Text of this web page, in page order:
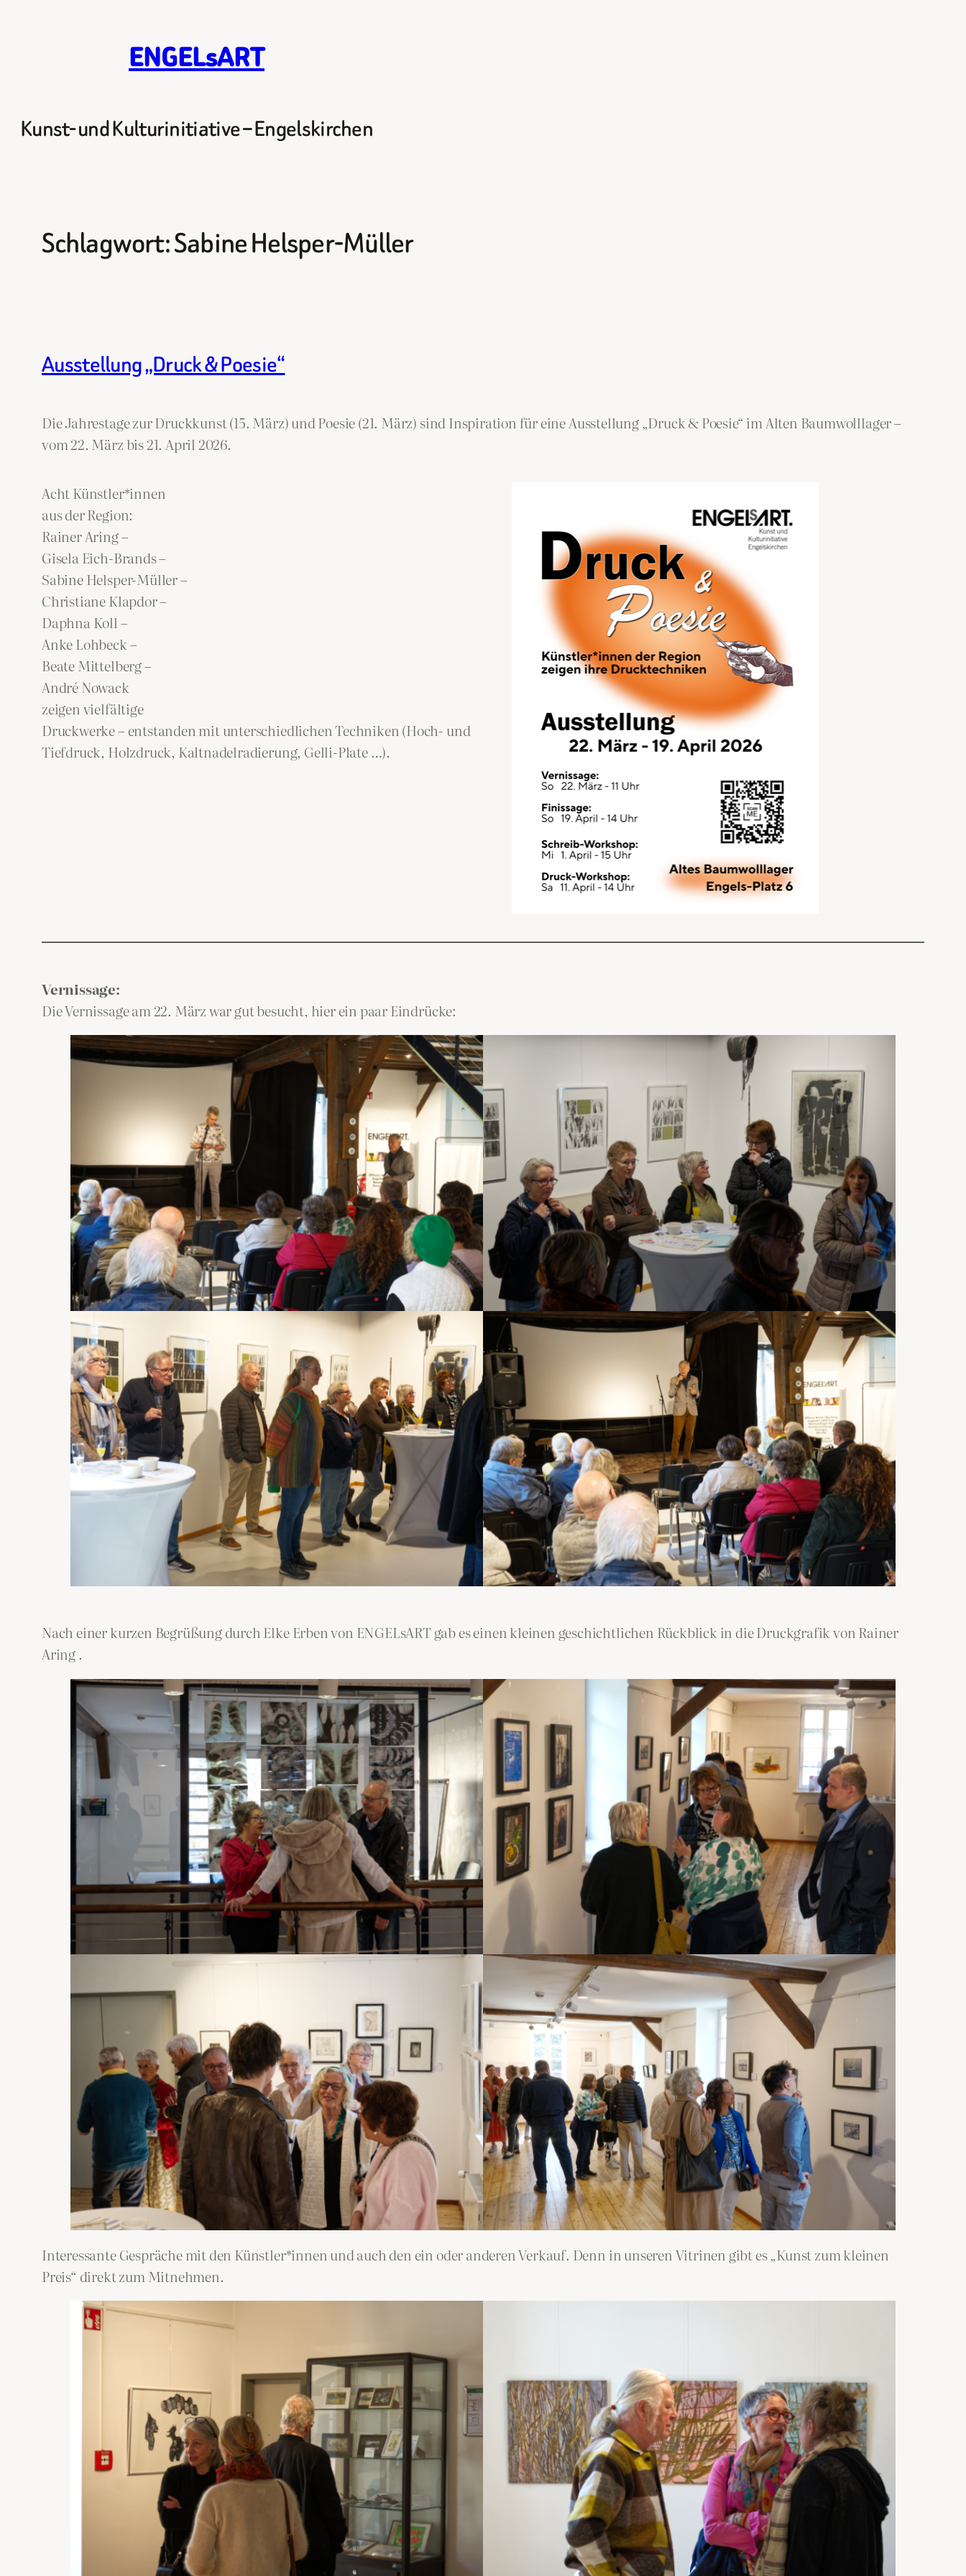
ENGELsART
Kunst- und Kulturinitiative – Engelskirchen
Schlagwort:Sabine Helsper-Müller
Ausstellung „Druck & Poesie“
Die Jahrestage zur Druckkunst (15. März) und Poesie (21. März) sind Inspiration für eine Ausstellung „Druck & Poesie“ im Alten Baumwolllager –
vom 22. März bis 21. April 2026.
Acht Künstler*innen
aus der Region:
Rainer Aring –
Gisela Eich-Brands –
Sabine Helsper-Müller –
Christiane Klapdor –
Daphna Koll –
Anke Lohbeck –
Beate Mittelberg –
André Nowack
zeigen vielfältige
Druckwerke – entstanden mit unterschiedlichen Techniken (Hoch- und
Tiefdruck, Holzdruck, Kaltnadelradierung, Gelli-Plate …).
Vernissage:
Die Vernissage am 22. März war gut besucht, hier ein paar Eindrücke:
Nach einer kurzen Begrüßung durch Elke Erben von ENGELsART gab es einen kleinen geschichtlichen Rückblick in die Druckgrafik von Rainer
Aring .
Interessante Gespräche mit den Künstler*innen und auch den ein oder anderen Verkauf. Denn in unseren Vitrinen gibt es „Kunst zum kleinen
Preis“ direkt zum Mitnehmen.